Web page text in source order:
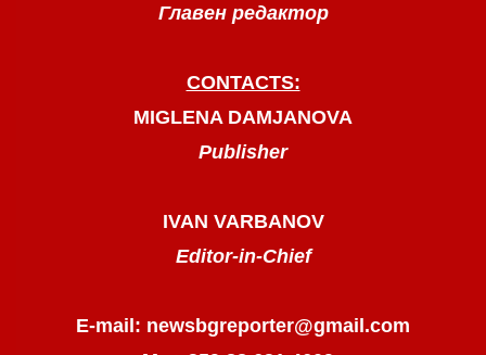
Главен редактор
CONTACTS:
MIGLENA DAMJANOVA
Publisher
IVAN VARBANOV
Editor-in-Chief
E-mail: newsbgreporter@gmail.com